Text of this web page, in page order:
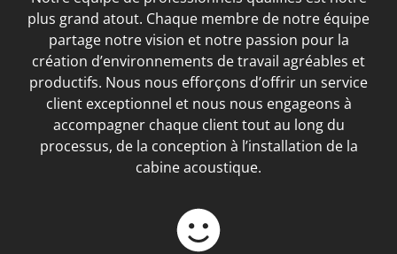
plus grand atout. Chaque membre de notre équipe
partage notre vision et notre passion pour la
création d’environnements de travail agréables et
productifs. Nous nous efforçons d’offrir un service
client exceptionnel et nous nous engageons à
accompagner chaque client tout au long du
processus, de la conception à l’installation de la
cabine acoustique.